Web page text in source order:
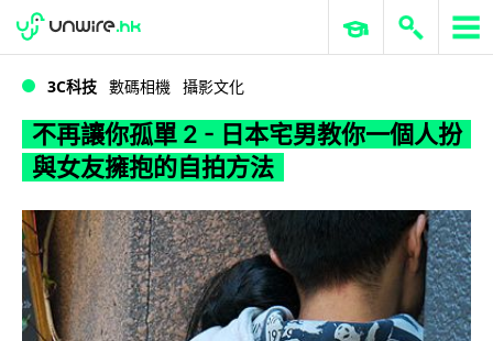
WWDC 2026 ERP 與商業 AI
3C科技 數碼相機 攝影文化
不再讓你孤單 2 - 日本宅男教你一個人扮
與女友擁抱的自拍方法